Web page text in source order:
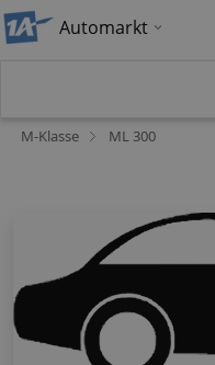
Automarkt
M-Klasse ML 300